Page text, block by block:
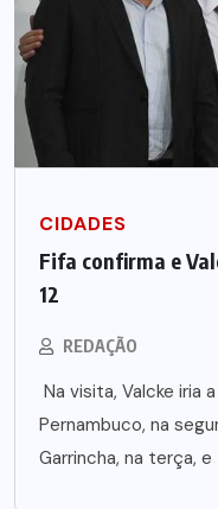
CIDADES
Fifa confirma e
12
REDAÇÃO
Na visita, Valcke iria
Pernambuco, na
Garrincha, na terça, e